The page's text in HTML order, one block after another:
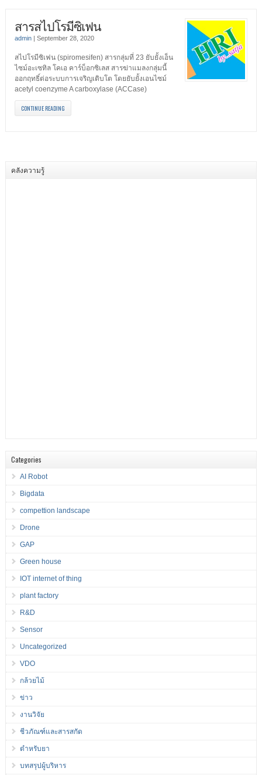
สารสไปโรมีซิเฟน
admin| September 28, 2020
สไปโรมีซิเฟน (spiromesifen) สารกลุ่มที่ 23 ยับยั้งเอ็น
ไซม์อะเซทิล โคเอ คาร์บ็อกซิเลส สารฆ่าแมลงกลุ่มนี้
ออกฤทธิ์ต่อระบบการเจริญเติบโต โดยยับยั้งเอนไซม์
acetyl coenzyme A carboxylase (ACCase)
CONTINUE READING
คลังความรู้
Categories
AI Robot
Bigdata
compettion landscape
Drone
GAP
Green house
IOT internet of thing
plant factory
R&D
Sensor
Uncategorized
VDO
กล้วยไม้
ข่าว
งานวิจัย
ชีวภัณฑ์และสารสกัด
ตำหรับยา
บทสรุปผู้บริหาร